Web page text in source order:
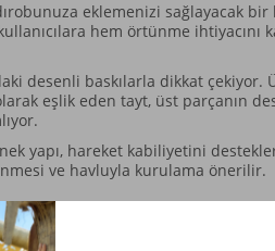
eklemenizi sağlayacak
hem örtünme
desenli baskılarla dikkat
eşlik eden tayt, üst parçanın
yapı, hareket kabiliyetini
ve havluyla kurulama önerilir.
dört parçadan oluşur.
hakimdir.